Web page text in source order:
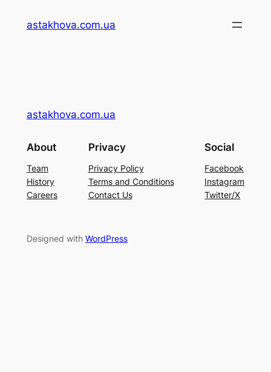
astakhova.com.ua
astakhova.com.ua
About
Team
History
Careers
Privacy
Privacy Policy
Terms and Conditions
Contact Us
Social
Facebook
Instagram
Twitter/X
Designed with WordPress